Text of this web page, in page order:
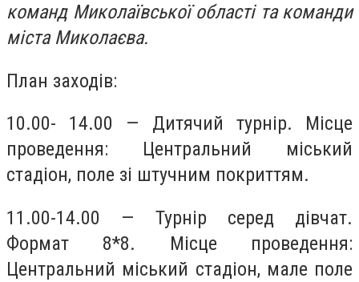
команд Миколаївської області та команди
міста Миколаєва.
План заходів:
10.00- 14.00 — Дитячий турнір. Місце
проведення: Центральний міський
стадіон, поле зі штучним покриттям.
11.00-14.00 — Турнір серед дівчат.
Формат 8*8. Місце проведення:
Центральний міський стадіон, мале поле